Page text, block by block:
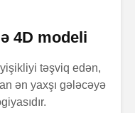
4D modeli
təşviq edən,
ən yaxşı gələcəyə